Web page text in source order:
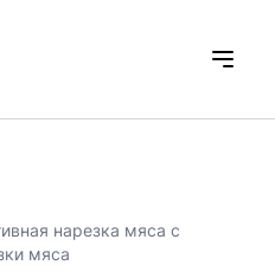
нарезка мяса с
мяса